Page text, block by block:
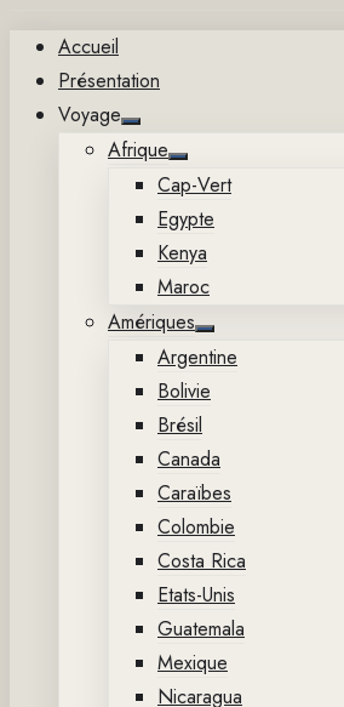
contenu
Accueil
Présentation
Voyage
Show
sub
menu
Afrique
Show
sub
menu
Cap-Vert
Egypte
Kenya
Maroc
Amériques
Show
sub
Argentine
Bolivie
Brésil
Canada
Caraïbes
Colombie
Costa Rica
Etats-Unis
Guatemala
Mexique
Nicaragua